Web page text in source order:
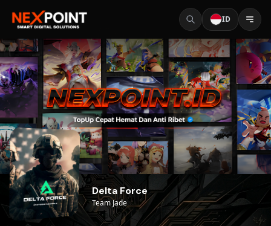
ID
Delta Force
Team Jade